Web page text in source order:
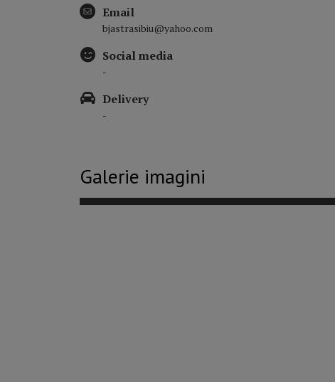
Email
bjastrasibiu@yahoo.com
Social media
-
Delivery
-
Galerie imagini